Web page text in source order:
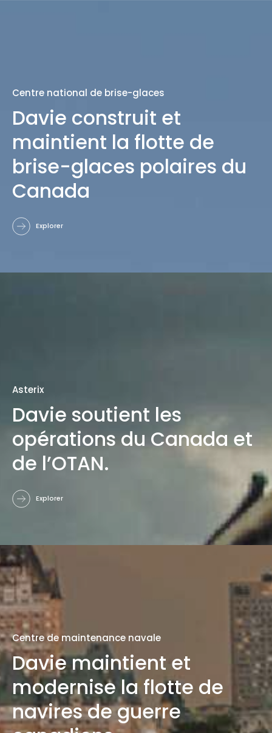
Centre national de brise-glaces
Davie construit et
maintient la flotte de
brise-glaces polaires du
Canada
Explorer
Asterix
Davie soutient les
opérations du Canada et
de l’OTAN.
Explorer
Centre de maintenance navale
Davie maintient et
modernise la flotte de
navires de guerre